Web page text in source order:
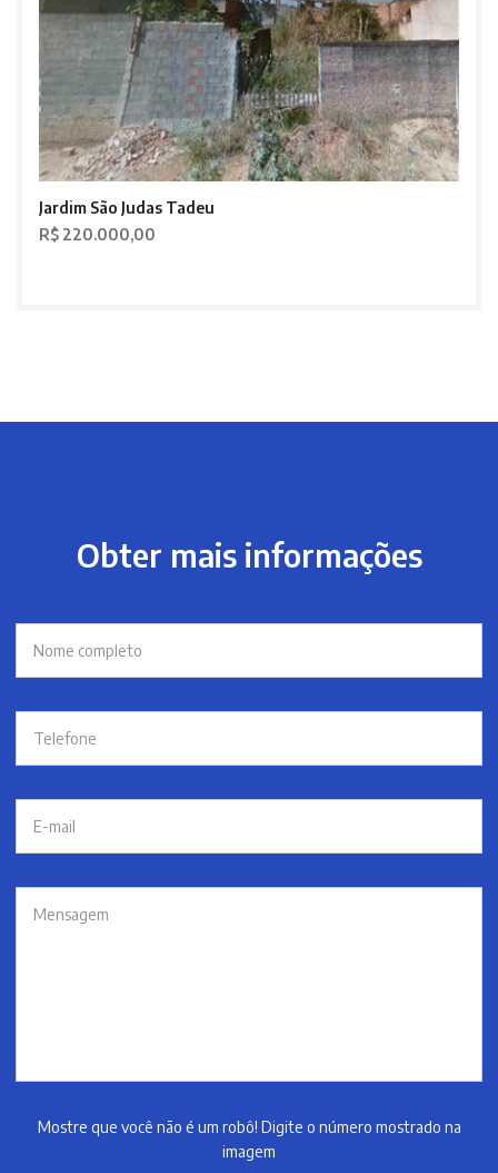
Jardim São Judas Tadeu
R$ 220.000,00
Obter mais informações
Mostre que você não é um robô! Digite o número mostrado na
imagem